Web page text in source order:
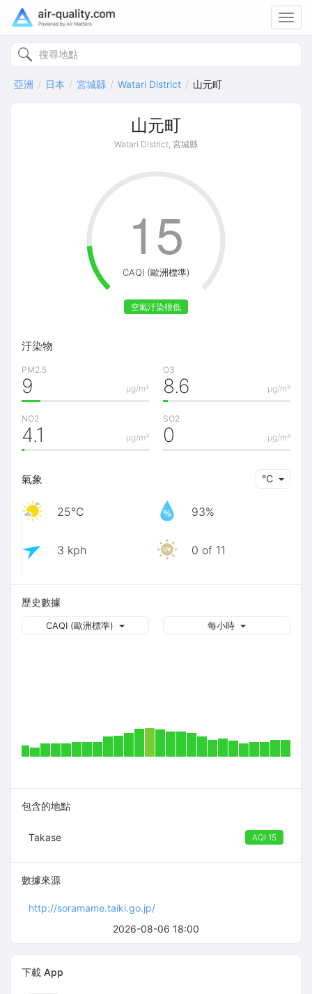
亞洲 日本 宮城縣 Watari District 山元町
山元町
Watari District, 宮城縣
2026-08-06 18:00
CAQI (歐洲標準)
空氣汙染很低
15
汙染物
PM2.5
μg/m³
9
O3
μg/m³
8.6
NO2
μg/m³
4.1
SO2
μg/m³
0
氣象 ℃
25℃ 93%
3 kph 0 of 11
歷史數據
每小時
CAQI (歐洲標準)
包含的地點
Takase AQI 15
數據來源
http://soramame.taiki.go.jp/
下載 App